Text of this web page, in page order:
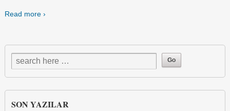
Read more ›
SON YAZILAR